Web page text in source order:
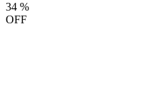
34 %
OFF